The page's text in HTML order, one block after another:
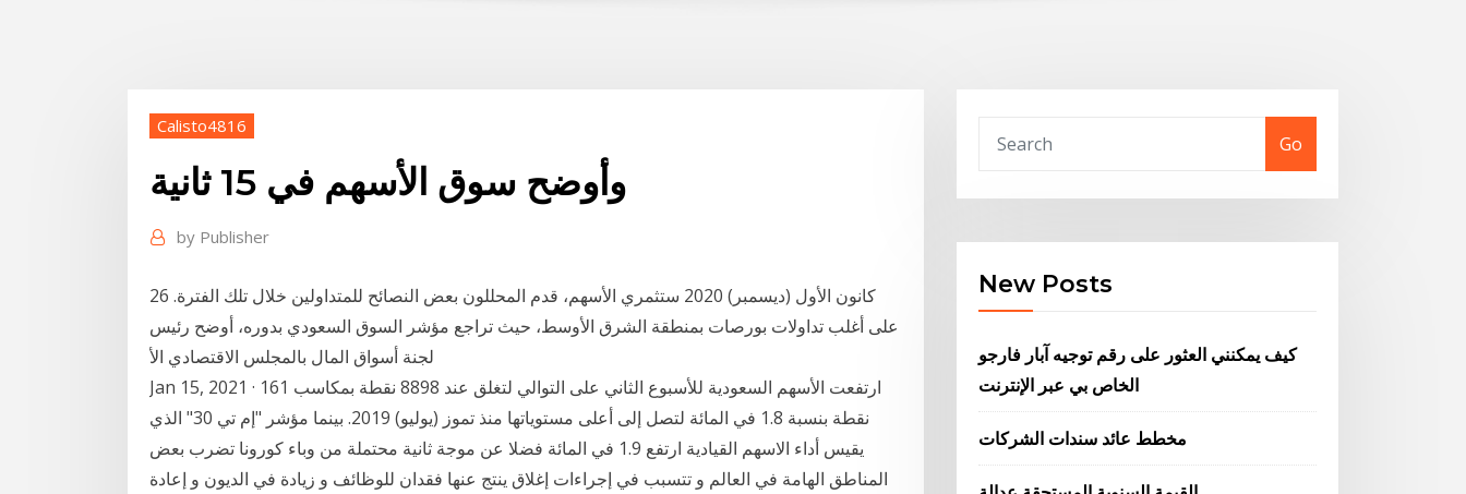
Calisto4816
وأوضح سوق الأسهم في 15 ثانية
by Publisher
26 كانون الأول (ديسمبر) 2020 ستثمري الأسهم، قدم المحللون بعض النصائح للمتداولين خلال تلك الفترة.
على أغلب تداولات بورصات بمنطقة الشرق الأوسط، حيث تراجع مؤشر السوق السعودي بدوره، أوضح رئيس
لجنة أسواق المال بالمجلس الاقتصادي الأ
Jan 15, 2021 · ارتفعت الأسهم السعودية للأسبوع الثاني على التوالي لتغلق عند 8898 نقطة بمكاسب 161
نقطة بنسبة 1.8 في المائة لتصل إلى أعلى مستوياتها منذ تموز (يوليو) 2019. بينما مؤشر "إم تي 30" الذي
يقيس أداء الاسهم القيادية ارتفع 1.9 في المائة فضلا عن موجة ثانية محتملة من وباء كورونا تضرب بعض
المناطق الهامة في العالم و تتسبب في إجراءات إغلاق ينتج عنها فقدان للوظائف و زيادة في الديون و إعادة
Go
New Posts
كيف يمكنني العثور على رقم توجيه آبار فارجو
الخاص بي عبر الإنترنت
مخطط عائد سندات الشركات